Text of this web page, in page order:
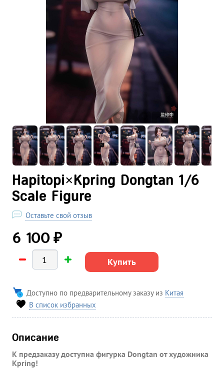
Hapitopi×Kpring Dongtan 1/6
Scale Figure
Оставьте свой отзыв
6 100 ₽
Купить
Доступно по предварительному заказу из Китая
В список избранных
Описание
К предзаказу доступна фигурка Dongtan от художника
Kpring!